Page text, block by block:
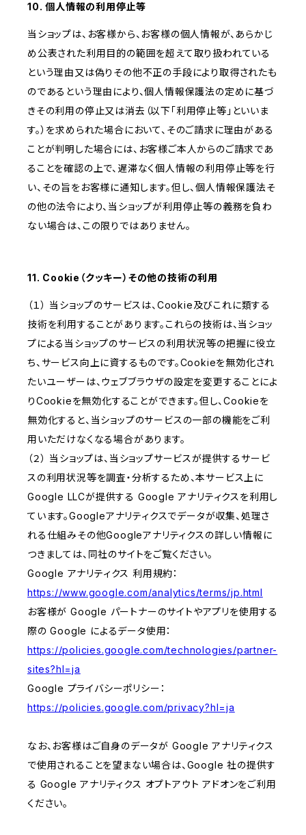
10. 個人情報の利用停止等
当ショップは、お客様から、お客様の個人情報が、あらかじ
め公表された利用目的の範囲を超えて取り扱われている
という理由又は偽りその他不正の手段により取得されたも
のであるという理由により、個人情報保護法の定めに基づ
きその利用の停止又は消去（以下「利用停止等」といいま
す。）を求められた場合において、そのご請求に理由がある
ことが判明した場合には、お客様ご本人からのご請求であ
ることを確認の上で、遅滞なく個人情報の利用停止等を行
い、その旨をお客様に通知します。但し、個人情報保護法そ
の他の法令により、当ショップが利用停止等の義務を負わ
ない場合は、この限りではありません。
11. Cookie（クッキー）その他の技術の利用
（１） 当ショップのサービスは、Cookie及びこれに類する
技術を利用することがあります。これらの技術は、当ショッ
プによる当ショップのサービスの利用状況等の把握に役立
ち、サービス向上に資するものです。Cookieを無効化され
たいユーザーは、ウェブブラウザの設定を変更することによ
りCookieを無効化することができます。但し、Cookieを
無効化すると、当ショップのサービスの一部の機能をご利
用いただけなくなる場合があります。
（２） 当ショップは、当ショップサービスが提供するサービ
スの利用状況等を調査・分析するため、本サービス上に
Google LLCが提供する Google アナリティクスを利用し
ています。Googleアナリティクスでデータが収集、処理さ
れる仕組みその他Googleアナリティクスの詳しい情報に
つきましては、同社のサイトをご覧ください。
Google アナリティクス 利用規約：
https://www.google.com/analytics/terms/jp.html
お客様が Google パートナーのサイトやアプリを使用する
際の Google によるデータ使用：
https://policies.google.com/technologies/partner-
sites?hl=ja
Google プライバシーポリシー：
https://policies.google.com/privacy?hl=ja
なお、お客様はご自身のデータが Google アナリティクス
で使用されることを望まない場合は、Google 社の提供す
る Google アナリティクス オプトアウト アドオンをご利用
ください。